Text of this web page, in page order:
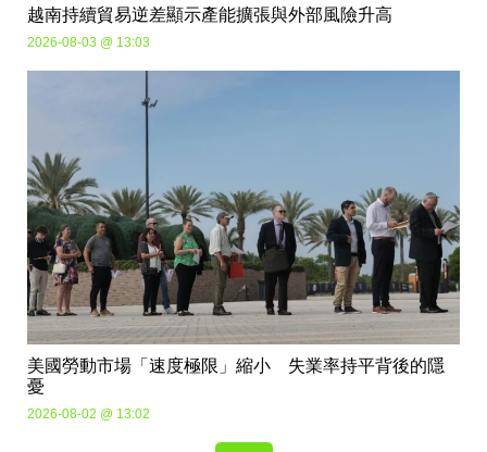
越南持續貿易逆差顯示產能擴張與外部風險升高
2026-08-03 @ 13:03
美國勞動市場「速度極限」縮小 失業率持平背後的隱
憂
2026-08-02 @ 13:02